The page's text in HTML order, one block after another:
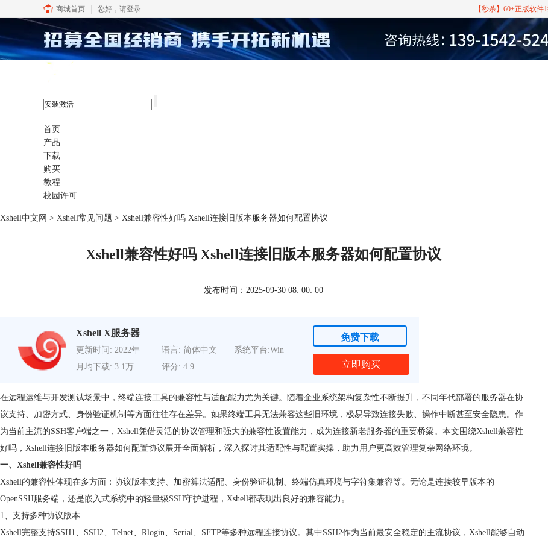
商城首页 您好， 请登录 【秒杀】60+正版软件
首页
产品
下载
购买
教程
校园许可
Xshell中文网 > Xshell常见问题 > Xshell兼容性好吗 Xshell连接旧版本服务器如何配置协议
Xshell兼容性好吗 Xshell连接旧版本服务器如何配置协议
发布时间：2025-09-30 08: 00: 00
Xshell X服务器
更新时间: 2022年 语言: 简体中文
系统平台:Win
月均下载: 3.1万
评分: 4.9
免费下载
立即购买
在远程运维与开发测试场景中，终端连接工具的兼容性与适配能力尤为关键。随着企业系统架构复杂性不断提升，不同年代部署的服务器在协
议支持、加密方式、身份验证机制等方面往往存在差异。如果终端工具无法兼容这些旧环境，极易导致连接失败、操作中断甚至安全隐患。作
为当前主流的SSH客户端之一，Xshell凭借灵活的协议管理和强大的兼容性设置能力，成为连接新老服务器的重要桥梁。本文围绕Xshell兼容性
好吗，Xshell连接旧版本服务器如何配置协议展开全面解析，深入探讨其适配性与配置实操，助力用户更高效管理复杂网络环境。
一、Xshell兼容性好吗
Xshell的兼容性体现在多方面：协议版本支持、加密算法适配、身份验证机制、终端仿真环境与字符集兼容等。无论是连接较早版本的
OpenSSH服务端，还是嵌入式系统中的轻量级SSH守护进程，Xshell都表现出良好的兼容能力。
1、支持多种协议版本
Xshell完整支持SSH1、SSH2、Telnet、Rlogin、Serial、SFTP等多种远程连接协议。其中SSH2作为当前最安全稳定的主流协议，Xshell能够自动